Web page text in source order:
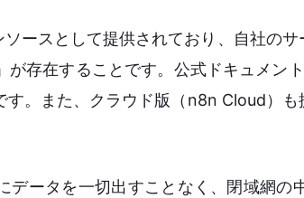
ースとして提供されており、自社の
が存在することです。公式ドキュメン
す。また、クラウド版（n8n Cloud）
データを一切出すことなく、閉域網の